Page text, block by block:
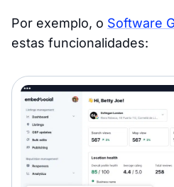
Por exemplo, o Software
estas funcionalidades: